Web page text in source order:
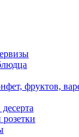
фруктов,